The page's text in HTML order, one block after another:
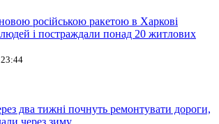
російською ракетою в Харкові
і постраждали понад 20 житлових
два тижні почнуть ремонтувати дороги,